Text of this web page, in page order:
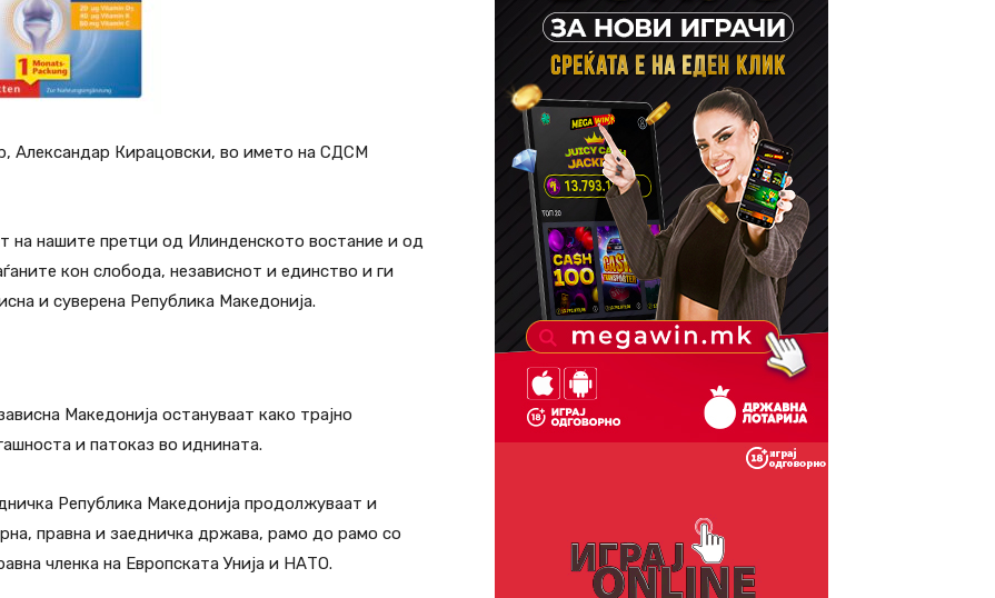
Александар Кирацовски, во името на СДСМ
на нашите претци од Илинденското востание и од
кон слобода, независнот и единство и ги
и суверена Република Македонија.
Македонија остануваат како трајно
и патоказ во иднината.
Република Македонија продолжуваат и
правна и заедничка држава, рамо до рамо со
членка на Европската Унија и НАТО.